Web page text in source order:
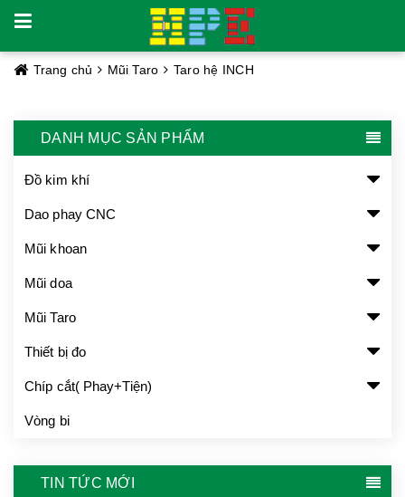
Trang chủ Mũi Taro Taro hệ INCH
DANH MỤC SẢN PHẨM
Đồ kim khí
Dao phay CNC
Mũi khoan
Mũi doa
Mũi Taro
Thiết bị đo
Chíp cắt( Phay+Tiện)
Vòng bi
TIN TỨC MỚI